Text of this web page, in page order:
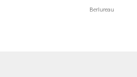
Berlureau